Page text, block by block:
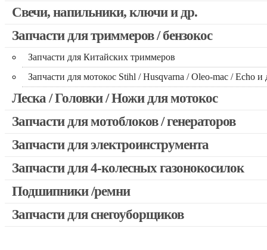
Запчасти для бензопил Oleo-mac, Echo и др.
Свечи, напильники, ключи и др.
Запчасти для триммеров / бензокос
Запчасти для Китайских триммеров
Запчасти для мотокос Stihl / Husqvarna / Oleo-mac / Echo и
Леска / Головки / Ножи для мотокос
Запчасти для мотоблоков / генераторов
Запчасти для электроинструмента
Двигатели, редукторы для шуруповертов
Выключатели, переключатели
Запчасти для УШМ (болгарок)
Запчасти для 4-колесных газонокосилок
Подшипники /ремни
Запчасти для снегоуборщиков